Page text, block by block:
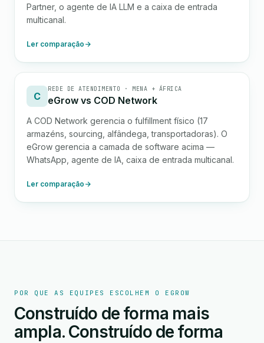
Partner, o agente de IA LLM e a caixa de entrada
multicanal.
Ler comparação
C
REDE DE ATENDIMENTO · MENA + ÁFRICA
eGrow vs COD Network
A COD Network gerencia o fulfillment físico (17
armazéns, sourcing, alfândega, transportadoras). O
eGrow gerencia a camada de software acima —
WhatsApp, agente de IA, caixa de entrada multicanal.
Ler comparação
POR QUE AS EQUIPES ESCOLHEM O EGROW
Construído de forma mais
ampla. Construído de forma